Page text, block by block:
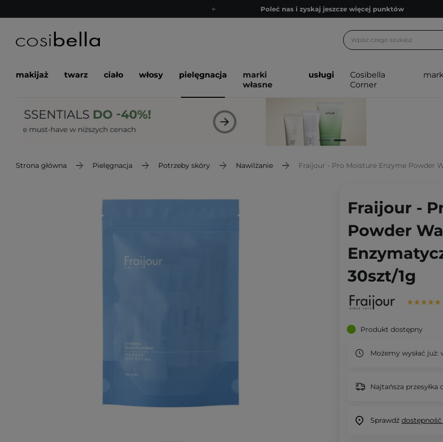
Poleć nas i zyskaj jeszcze więcej punktów
Bezpłatne konsultacje kosmetologiczne
Poleć nas i zyskaj jeszcze więcej punktów
Zapisz się na newsletter pełen porad
makijaż twarz ciało włosy pielęgnacja
marki
własne
usługi
Cosibella
Corner
Strona główna Pielęgnacja Potrzeby skóry Nawilżanie Fraijour - Pro Moisture Enzyme Powder
Fraijour -
Powder
30szt/1g
Produkt dostępny
Możemy wysłać już:
Najtańsza przesyłka
Sprawdź